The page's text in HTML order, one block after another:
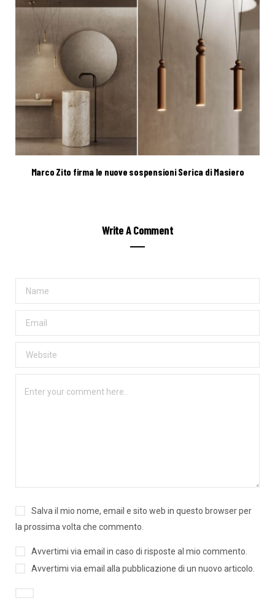
Marco Zito firma le nuove sospensioni Serica di Masiero
Write A Comment
Salva il mio nome, email e sito web in questo browser per
la prossima volta che commento.
Avvertimi via email in caso di risposte al mio commento.
Avvertimi via email alla pubblicazione di un nuovo articolo.